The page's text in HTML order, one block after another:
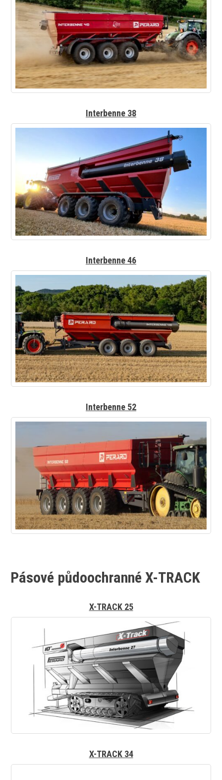
Interbenne 38
Interbenne 46
Interbenne 52
Pásové půdoochranné X-TRACK
X-TRACK 25
X-TRACK 34